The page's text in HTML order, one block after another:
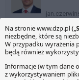
trwałym. Organ
na art. 16 ust. 1 pkt 6
o CIT, według którego
uważa się za koszty…
Tagi amortyzacja